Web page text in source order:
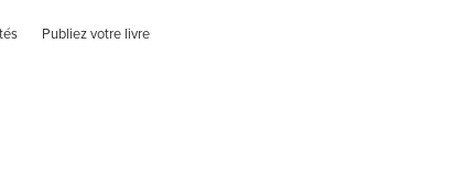
Publiez votre livre